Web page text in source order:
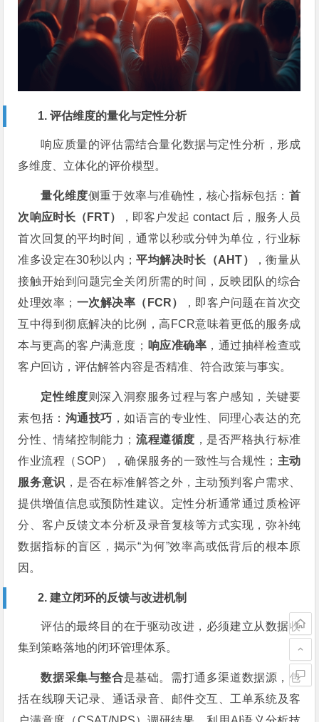
1. 评估维度的量化与定性分析
响应质量的评估需结合量化数据与定性分析，形成
多维度、立体化的评价模型。
量化维度侧重于效率与准确性，核心指标包括：首
次响应时长（FRT）
，即客户发起 contact 后，服务人员
首次回复的平均时间，通常以秒或分钟为单位，行业标
准多设定在30秒以内； 平均解决时长（AHT）
，衡量从
接触开始到问题完全关闭所需的时间，反映团队的综合
处理效率； 一次解决率（FCR）
，即客户问题在首次交
互中得到彻底解决的比例，高FCR意味着更低的服务成
本与更高的客户满意度； 响应准确率 ，通过抽样检查或
客户回访，评估解答内容是否精准、符合政策与事实。
定性维度则深入洞察服务过程与客户感知，关键要
素包括： 沟通技巧 ，如语言的专业性、同理心表达的充
分性、情绪控制能力； 流程遵循度 ，是否严格执行标准
作业流程（SOP），确保服务的一致性与合规性； 主动
服务意识 ，是否在标准解答之外，主动预判客户需求、
提供增值信息或预防性建议。定性分析通常通过质检评
分、客户反馈文本分析及录音复核等方式实现，弥补纯
数据指标的盲区，揭示“为何”效率高或低背后的根本原
因。
2. 建立闭环的反馈与改进机制
评估的最终目的在于驱动改进，必须建立从数据收
集到策略落地的闭环管理体系。
数据采集与整合是基础。需打通多渠道数据源，包
括在线聊天记录、通话录音、邮件交互、工单系统及客